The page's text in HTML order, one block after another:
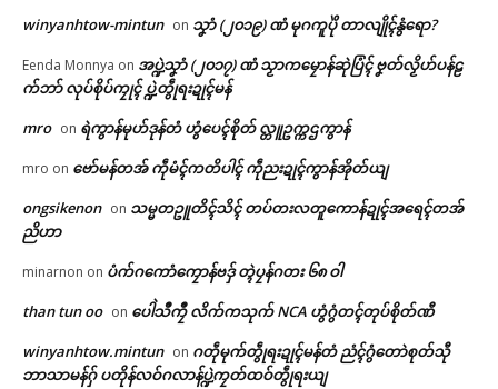
ဌာန်ပရိုၚ်ဗၠးၜးမန်
ရုဲစှ်
ပရိုၚ်လက္ကရဴအိုတ်
🏛 လညာတ်ပါ်ပဲါ
ညးဒါန်လိက်
winyanhtow-mintun on သၞာံ (၂၀၁၉) ဏံ မုဂကူပိုဲ တာလျိုၚ်နွံရော?
Eenda Monnya on အပ္ဍဲသၞာံ (၂၀၁၇) ဏံ သၟာကမၠောန်ဆုဲပြံၚ် ဗၞတ်လၟိဟ်ပန်ဠ
က်ဘာ် လုပ်စိုပ်ကၠုၚ် ပ္ဍဲတွဵုရးဍုၚ်မန်
mro on ရဲကွာန်မုဟ်ဒုန်တံ ဟွံပေၚ်စိုတ် လ္တူဥက္ကဌကွာန်
mro on ဗော်မန်တအ် ကဵုမံၚ်ကတိပါၚ် ကဵုညးဍုၚ်ကွာန်အိုတ်ယျ
ongsikenon on သမ္မတဥူတိၚ်သိၚ် တပ်တးလတူကောန်ဍုၚ်အရေၚ်တအ်
ညိဟာ
minarnon on ပံက်ဂကောံကၠောန်ဗဒှ် တ္ၚဲပၠန်ဂတး ၆၈ ဝါ
than tun oo on ပေါဲသဳကၠဳ လိက်ကသုက် NCA ဟွံဂွံတၚ်တုပ်စိုတ်ဏီ
winyanhtow.mintun on ဂတဵုမုက်တွဵုရးဍုၚ်မန်တံ ညံၚ်ဂွံတောဲစုတ်သီု
ဘာသာမန်ဂှ် ပတိုန်လဝ်ဂလာန်ပ္ဍဲကၠတ်ထဝ်တွဵုရးယျ